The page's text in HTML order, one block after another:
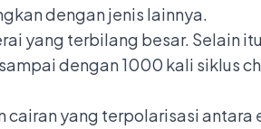
dengan jenis lainnya.
yang terbilang besar. Selain
dengan 1000 kali siklus
yang terpolarisasi